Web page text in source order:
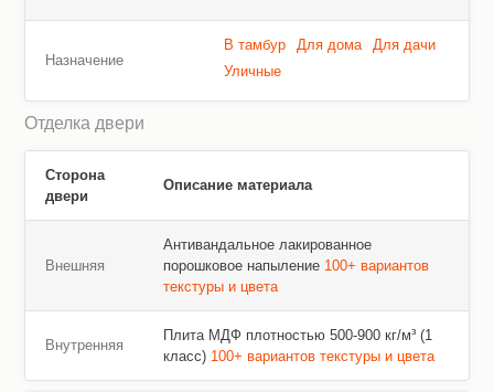
Назначение
В тамбур Для дома
Для дачи
Уличные
Отделка двери
Сторона
двери
Описание материала
Внешняя
Антивандальное лакированное
порошковое напыление 100+ вариантов
текстуры и цвета
Внутренняя
Плита МДФ плотностью 500-900 кг/м³ (1
класс) 100+ вариантов текстуры и цвета